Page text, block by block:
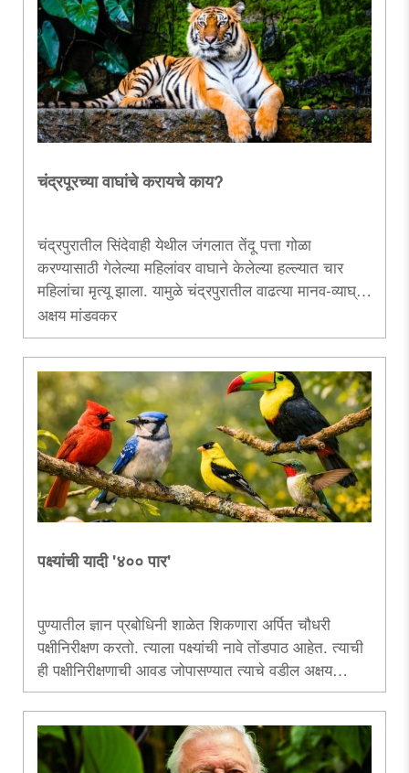
चंद्रपूरच्या वाघांचे करायचे काय?
चंद्रपुरातील सिंदेवाही येथील जंगलात तेंदू पत्ता गोळा
करण्यासाठी गेलेल्या महिलांवर वाघाने केलेल्या हल्ल्यात चार
महिलांचा मृत्यू झाला. यामुळे चंद्रपुरातील वाढत्या मानव-व्याघ्र
संघर्षावर पुन्हा एकदा चर्चा सुरू झाली. राज्यातील सर्वांत जास्त
वाघांची संख्या ही चंद्रपूर जिल्ह्यात आहे. जिल्ह्यातील मानव-
व्याघ्र संघर्षाला जेवढी वाघांची वाढलेली संख्या कारणीभूत आहे,
तेवढेच तेंदू आणि मोह फुले संकलनासाठी संरक्षित जंगलात
जाणारे गावकरीदेखील वाढत्या संघर्षाला कारक आहेत. त्यामुळे
हा प्रश्न उपाययोजनांचा राहिलेला नसून ..
अक्षय मांडवकर
पक्ष्यांची यादी '४०० पार'
पुण्यातील ज्ञान प्रबोधिनी शाळेत शिकणारा अर्पित चौधरी
पक्षीनिरीक्षण करतो. त्याला पक्ष्यांची नावे तोंडपाठ आहेत. त्याची
ही पक्षीनिरीक्षणाची आवड जोपासण्यात त्याचे वडील अक्षय
चौधरींचा मोठा हातभार आहे. गेल्या काही दिवसांत त्याच्या
पक्ष्यांच्या यादीत भर पडली असून ४०० पक्ष्यांची नोंद त्याने केली
आहे. छोट्या पक्षीनिरीक्षकाच्या याच नोंदीविषयी माहिती देणारा हा
लेख.....